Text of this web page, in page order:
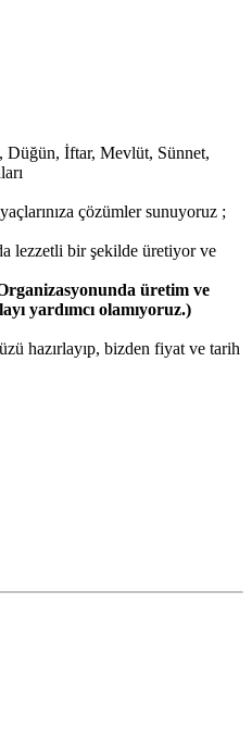
Düğün, İftar, Mevlüt, Sünnet,
çözümler sunuyoruz ;
lezzetli bir şekilde üretiyor ve
üretim ve
yardımcı olamıyoruz.)
hazırlayıp, bizden fiyat ve tarih